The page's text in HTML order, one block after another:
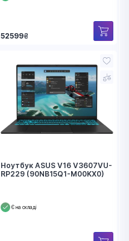
52599₴
Ноутбук ASUS V16 V3607VU-
RP229 (90NB15Q1-M00KX0)
Є на складі